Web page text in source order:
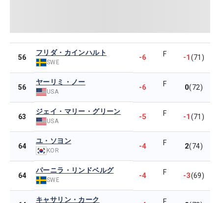
56
フリダ・カインハルト
SWE
-6 F -1(71)
56
ヤーリミ・ノー
USA -6 F 0(72)
63
ジェイ・マリー・グリーン
USA -5 F -1(71)
64
ユ・ソヨン
KOR -4 F 2(74)
64
パーニラ・リンドベルグ
SWE -4 F -3(69)
キャサリン・カーク